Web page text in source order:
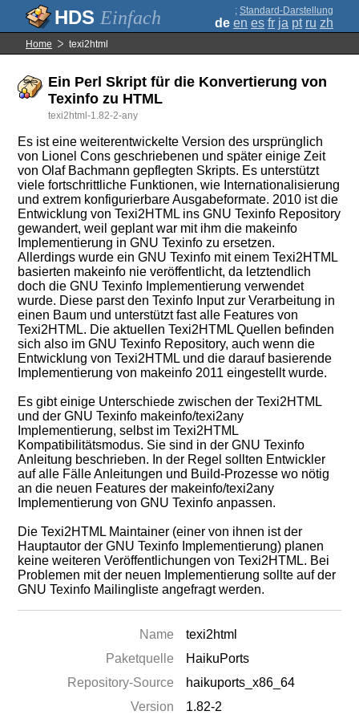
Einfach ; Standard-Darstellung
de en es fr ja pt ru zh
Home texi2html
Ein Perl Skript für die Konvertierung von
Texinfo zu HTML
texi2html-1.82-2-any
Es ist eine weiterentwickelte Version des ursprünglich
von Lionel Cons geschriebenen und später einige Zeit
von Olaf Bachmann gepflegten Skripts. Es unterstützt
viele fortschrittliche Funktionen, wie Internationalisierung
und extrem konfigurierbare Ausgabeformate. 2010 ist die
Entwicklung von Texi2HTML ins GNU Texinfo Repository
gewandert, weil geplant war mit ihm die makeinfo
Implementierung in GNU Texinfo zu ersetzen.
Allerdings wurde ein GNU Texinfo mit einem Texi2HTML
basierten makeinfo nie veröffentlicht, da letztendlich
doch die GNU Texinfo Implementierung verwendet
wurde. Diese parst den Texinfo Input zur Verarbeitung in
einen Baum und unterstützt fast alle Features von
Texi2HTML. Die aktuellen Texi2HTML Quellen befinden
sich also im GNU Texinfo Repository, auch wenn die
Entwicklung von Texi2HTML und die darauf basierende
Implementierung von makeinfo 2011 eingestellt wurde.
Es gibt einige Unterschiede zwischen der Texi2HTML
und der GNU Texinfo makeinfo/texi2any
Implementierung, selbst im Texi2HTML
Kompatibilitätsmodus. Sie sind in der GNU Texinfo
Anleitung beschrieben. In der Regel sollten Entwickler
auf alle Fälle Anleitungen und Build-Prozesse wo nötig
an die neuen Features der makeinfo/texi2any
Implementierung von GNU Texinfo anpassen.
Die Texi2HTML Maintainer (einer von ihnen ist der
Hauptautor der GNU Texinfo Implementierung) planen
keine weiteren Veröffentlichungen von Texi2HTML. Bei
Problemen mit der neuen Implementierung sollte auf der
GNU Texinfo Mailingliste angefragt werden.
Name
texi2html
Paketquelle
HaikuPorts
Repository-Source
haikuports_x86_64
Version
1.82-2